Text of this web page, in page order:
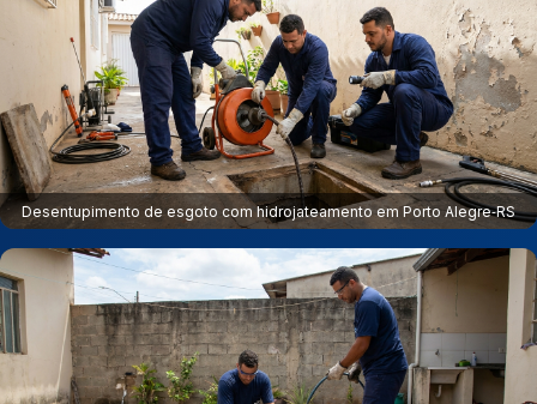
Desentupimento de esgoto com hidrojateamento em Porto Alegre‑RS